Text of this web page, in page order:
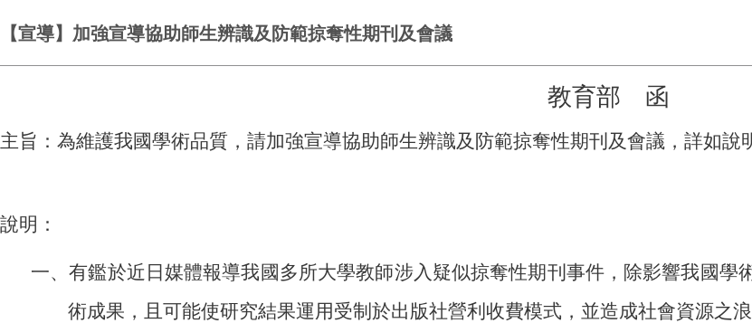
【宣導】加強宣導協助師生辨識及防範掠奪性期刊及會議
教育部 函
主旨：為維護我國學術品質，請加強宣導協助師生辨識及防範掠奪性期刊及會議，詳如說
說明：
一、有鑑於近日媒體報導我國多所大學教師涉入疑似掠奪性期刊事件，除影響我國
術成果，且可能使研究結果運用受制於出版社營利收費模式，並造成社會資源之